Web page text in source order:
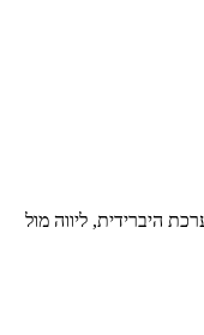
היברידית, ליווה מול